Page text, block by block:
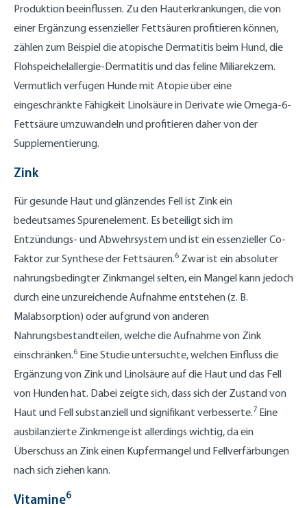
Produktion beeinflussen. Zu den Hauterkrankungen, die von
einer Ergänzung essenzieller Fettsäuren profitieren können,
zählen zum Beispiel die atopische Dermatitis beim Hund, die
Flohspeichelallergie-Dermatitis und das feline Miliarekzem.
Vermutlich verfügen Hunde mit Atopie über eine
eingeschränkte Fähigkeit Linolsäure in Derivate wie Omega-6-
Fettsäure umzuwandeln und profitieren daher von der
Supplementierung.
Zink
Für gesunde Haut und glänzendes Fell ist Zink ein
bedeutsames Spurenelement. Es beteiligt sich im
Entzündungs- und Abwehrsystem und ist ein essenzieller Co-
Faktor zur Synthese der Fettsäuren.6 Zwar ist ein absoluter
nahrungsbedingter Zinkmangel selten, ein Mangel kann jedoch
durch eine unzureichende Aufnahme entstehen (z. B.
Malabsorption) oder aufgrund von anderen
Nahrungsbestandteilen, welche die Aufnahme von Zink
einschränken.6 Eine Studie untersuchte, welchen Einfluss die
Ergänzung von Zink und Linolsäure auf die Haut und das Fell
von Hunden hat. Dabei zeigte sich, dass sich der Zustand von
Haut und Fell substanziell und signifikant verbesserte.7 Eine
ausbilanzierte Zinkmenge ist allerdings wichtig, da ein
Überschuss an Zink einen Kupfermangel und Fellverfärbungen
nach sich ziehen kann.
Vitamine6